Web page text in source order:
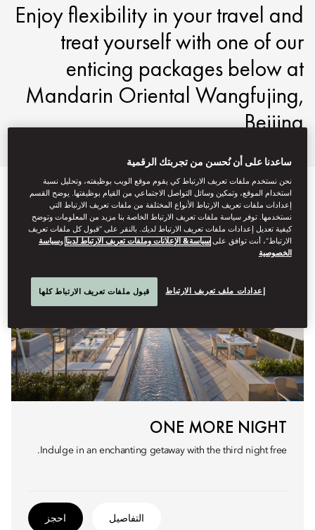
Enjoy flexibility in your travel and
treat yourself with one of our
enticing packages below at
Mandarin Oriental Wangfujing,
Beijing.
ONE MORE NIGHT
Indulge in an enchanting getaway with the third night free.
التفاصيل احجز
ساعدنا على أن نُحسن من تجربتك الرقمية
نحن نستخدم ملفات تعريف الارتباط كي يقوم موقع الويب بوظيفته، وتحليل نسبة
استخدام الموقع، وتمكين وسائل التواصل الاجتماعي من القيام بوظيفتها. يوضح القسم
إعدادات ملفات تعريف الارتباط الأنواع المختلفة من ملفات تعريف الارتباط التي
نستخدمها. توفر سياسة ملفات تعريف الارتباط الخاصة بنا مزيد من المعلومات وتوضح
كيفية تعديل إعدادات ملفات تعريف الارتباط لديك. بالنقر على “قبول كل ملفات تعريف
الارتباط”، أنت توافق علىسياسة& الإعلانات وملفات تعريف الارتباط لدينا وسياسة
الخصوصية
إعدادات ملف تعريف الارتباط قبول ملفات تعريف الارتباط كلها